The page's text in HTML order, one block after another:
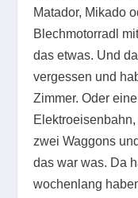
Matador, Mikado
Blechmotorradl
das etwas. Und
vergessen und
Zimmer. Oder
zwei Waggons
das war was. Da
wochenlang